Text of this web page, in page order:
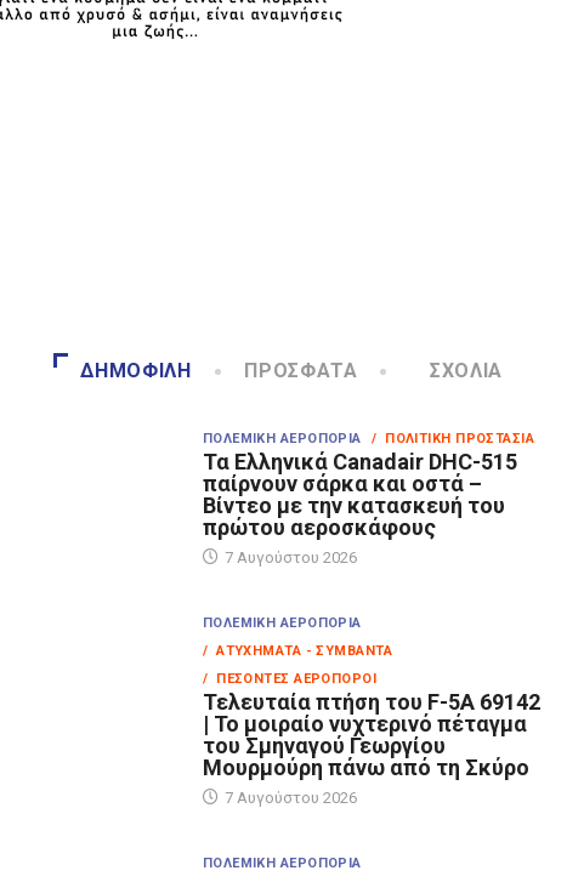
ΔΗΜΟΦΙΛΉ ΠΡΌΣΦΑΤΑ ΣΧΌΛΙΑ
ΠΟΛΕΜΙΚΉ ΑΕΡΟΠΟΡΊΑ / ΠΟΛΙΤΙΚΉ ΠΡΟΣΤΑΣΊΑ
Τα Eλληνικά Canadair DHC-515
παίρνουν σάρκα και οστά –
Βίντεο με την κατασκευή του
πρώτου αεροσκάφους
7 Αυγούστου 2026
ΠΟΛΕΜΙΚΉ ΑΕΡΟΠΟΡΊΑ
/ ΑΤΥΧΉΜΑΤΑ - ΣΥΜΒΆΝΤΑ
/ ΠΕΣΌΝΤΕΣ ΑΕΡΟΠΌΡΟΙ
Τελευταία πτήση του F-5A 69142
| Το μοιραίο νυχτερινό πέταγμα
του Σμηναγού Γεωργίου
Μουρμούρη πάνω από τη Σκύρο
7 Αυγούστου 2026
ΠΟΛΕΜΙΚΉ ΑΕΡΟΠΟΡΊΑ